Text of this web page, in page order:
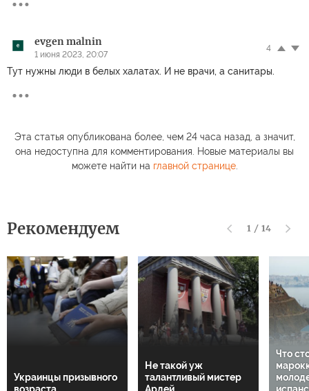
evgen malnin
1 июня 2023, 20:07
4
Тут нужны люди в белых халатах. И не врачи, а санитары.
Эта статья опубликована более, чем 24 часа назад, а значит,
она недоступна для комментирования. Новые материалы вы
можете найти на главной странице.
Рекомендуем 1 / 14
Украинцы призывного
возраста
Не такой уж
талантливый мистер
Ардей
Что